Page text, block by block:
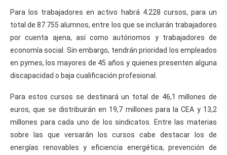
Para los trabajadores en activo habrá 4.228 cursos, para un
total de 87.755 alumnos, entre los que se incluirán trabajadores
por cuenta ajena, así como autónomos y trabajadores de
economía social. Sin embargo, tendrán prioridad los empleados
en pymes, los mayores de 45 años y quienes presenten alguna
discapacidad o baja cualificación profesional.
Para estos cursos se destinará un total de 46,1 millones de
euros, que se distribuirán en 19,7 millones para la CEA y 13,2
millones para cada uno de los sindicatos. Entre las materias
sobre las que versarán los cursos cabe destacar los de
energías renovables y eficiencia energética, prevención de